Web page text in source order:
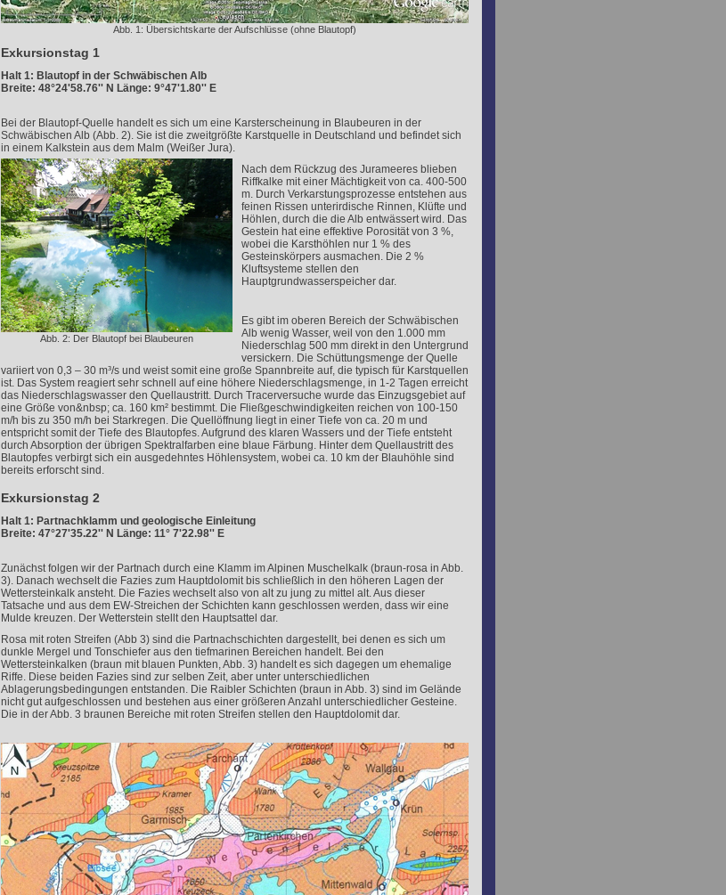
Abb. 1: Übersichtskarte der Aufschlüsse (ohne Blautopf)
Exkursionstag 1
Halt 1: Blautopf in der Schwäbischen Alb
Breite: 48°24'58.76'' N Länge: 9°47'1.80'' E
Bei der Blautopf-Quelle handelt es sich um eine Karsterscheinung in Blaubeuren in der
Schwäbischen Alb (Abb. 2). Sie ist die zweitgrößte Karstquelle in Deutschland und befindet sich
in einem Kalkstein aus dem Malm (Weißer Jura).
Abb. 2: Der Blautopf bei Blaubeuren
Nach dem Rückzug des Jurameeres blieben
Riffkalke mit einer Mächtigkeit von ca. 400-500
m. Durch Verkarstungsprozesse entstehen aus
feinen Rissen unterirdische Rinnen, Klüfte und
Höhlen, durch die die Alb entwässert wird. Das
Gestein hat eine effektive Porosität von 3 %,
wobei die Karsthöhlen nur 1 % des
Gesteinskörpers ausmachen. Die 2 %
Kluftsysteme stellen den
Hauptgrundwasserspeicher dar.
Es gibt im oberen Bereich der Schwäbischen
Alb wenig Wasser, weil von den 1.000 mm
Niederschlag 500 mm direkt in den Untergrund
versickern. Die Schüttungsmenge der Quelle
variiert von 0,3 – 30 m³/s und weist somit eine große Spannbreite auf, die typisch für Karstquellen
ist. Das System reagiert sehr schnell auf eine höhere Niederschlagsmenge, in 1-2 Tagen erreicht
das Niederschlagswasser den Quellaustritt. Durch Tracerversuche wurde das Einzugsgebiet auf
eine Größe von&nbsp; ca. 160 km² bestimmt. Die Fließgeschwindigkeiten reichen von 100-150
m/h bis zu 350 m/h bei Starkregen. Die Quellöffnung liegt in einer Tiefe von ca. 20 m und
entspricht somit der Tiefe des Blautopfes. Aufgrund des klaren Wassers und der Tiefe entsteht
durch Absorption der übrigen Spektralfarben eine blaue Färbung. Hinter dem Quellaustritt des
Blautopfes verbirgt sich ein ausgedehntes Höhlensystem, wobei ca. 10 km der Blauhöhle sind
bereits erforscht sind.
Exkursionstag 2
Halt 1: Partnachklamm und geologische Einleitung
Breite: 47°27'35.22'' N Länge: 11° 7'22.98'' E
Zunächst folgen wir der Partnach durch eine Klamm im Alpinen Muschelkalk (braun-rosa in Abb.
3). Danach wechselt die Fazies zum Hauptdolomit bis schließlich in den höheren Lagen der
Wettersteinkalk ansteht. Die Fazies wechselt also von alt zu jung zu mittel alt. Aus dieser
Tatsache und aus dem EW-Streichen der Schichten kann geschlossen werden, dass wir eine
Mulde kreuzen. Der Wetterstein stellt den Hauptsattel dar.
Rosa mit roten Streifen (Abb 3) sind die Partnachschichten dargestellt, bei denen es sich um
dunkle Mergel und Tonschiefer aus den tiefmarinen Bereichen handelt. Bei den
Wettersteinkalken (braun mit blauen Punkten, Abb. 3) handelt es sich dagegen um ehemalige
Riffe. Diese beiden Fazies sind zur selben Zeit, aber unter unterschiedlichen
Ablagerungsbedingungen entstanden. Die Raibler Schichten (braun in Abb. 3) sind im Gelände
nicht gut aufgeschlossen und bestehen aus einer größeren Anzahl unterschiedlicher Gesteine.
Die in der Abb. 3 braunen Bereiche mit roten Streifen stellen den Hauptdolomit dar.